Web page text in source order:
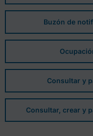
Buzón de
Consultar y
Consultar, crear y